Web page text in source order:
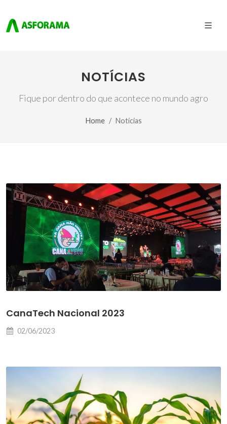
NOTÍCIAS
Fique por dentro do que acontece no mundo agro
Home Notícias
CanaTech Nacional 2023
02/06/2023